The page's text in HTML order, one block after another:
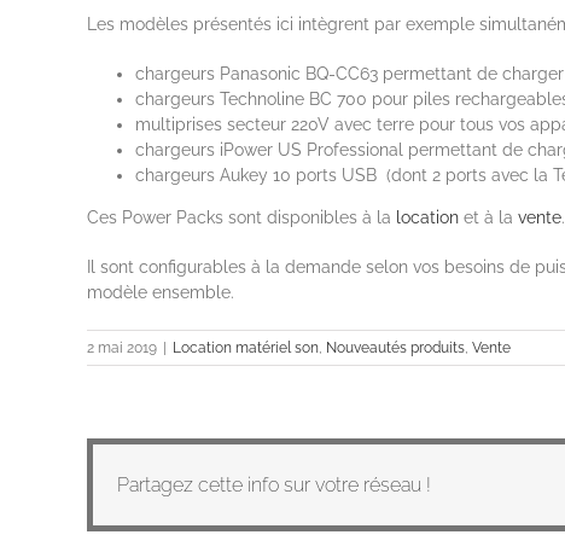
Les modèles présentés ici intègrent par exemple
chargeurs Panasonic BQ-CC63 permettant de
chargeurs Technoline BC 700 pour piles
multiprises secteur 220V avec terre pour tous vos
chargeurs iPower US Professional permettant de
chargeurs Aukey 10 ports USB (dont 2 ports avec la
Ces Power Packs sont disponibles à la location et à la vente.
Il sont configurables à la demande selon vos besoins de
modèle ensemble.
2 mai 2019 Location matériel son, Nouveautés produits, Vente
Partagez cette info sur votre réseau !